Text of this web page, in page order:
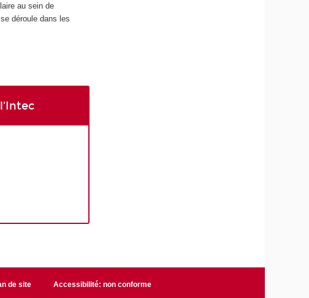
au sein de
déroule dans les
de site Accessibilité: non conforme